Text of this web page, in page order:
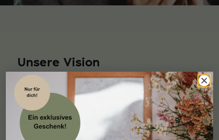
Unsere Vision
Unsere Vision ist es, in der hektischen und schnelllebigen
Welt von heute, unsere Naturprodukte als grundlegende
Bausteine für Glück, Gesundheit, Zufriedenheit und
Dankbarkeit zu etablieren. Wir möchten den bewussten
Konsum fördern, indem wir Menschen dazu inspirieren,